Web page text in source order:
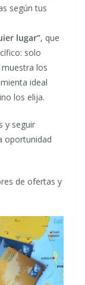
según tus
lugar”, que
solo
los
ideal
los elija.
y seguir
oportunidad
de ofertas y